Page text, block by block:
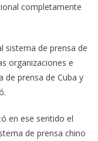
completamente
sistema de prensa de
organizaciones e
de prensa de Cuba y
en ese sentido el
de prensa chino